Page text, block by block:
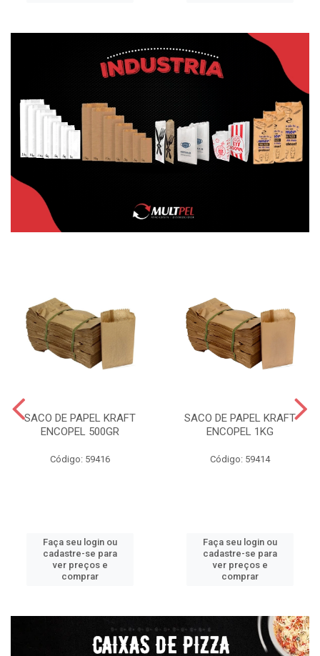
SACO DE PAPEL KRAFT
ENCOPEL 500GR
Código: 59416
Faça seu login ou
cadastre-se para
ver preços e
comprar
SACO DE PAPEL KRAFT
ENCOPEL 1KG
Código: 59414
Faça seu login ou
cadastre-se para
ver preços e
comprar